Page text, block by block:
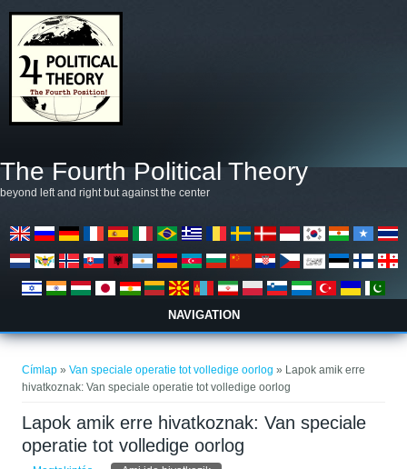
The Fourth Political Theory
beyond left and right but against the center
NAVIGATION
Címlap »Van speciale operatie tot volledige oorlog » Lapok amik erre
hivatkoznak: Van speciale operatie tot volledige oorlog
Lapok amik erre hivatkoznak: Van speciale
operatie tot volledige oorlog